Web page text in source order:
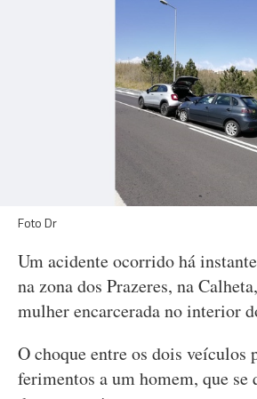
Foto Dr
Um acidente ocorrido há
na zona dos Prazeres, na
mulher encarcerada no interior
O choque entre os dois veículos
ferimentos a um homem, que se